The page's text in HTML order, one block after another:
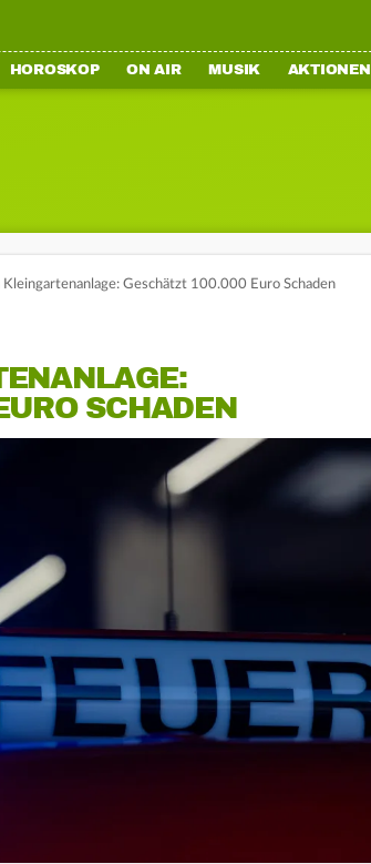
HOROSKOP ON AIR MUSIK AKTIONEN
Kleingartenanlage: Geschätzt 100.000 Euro Schaden
SCHADEN